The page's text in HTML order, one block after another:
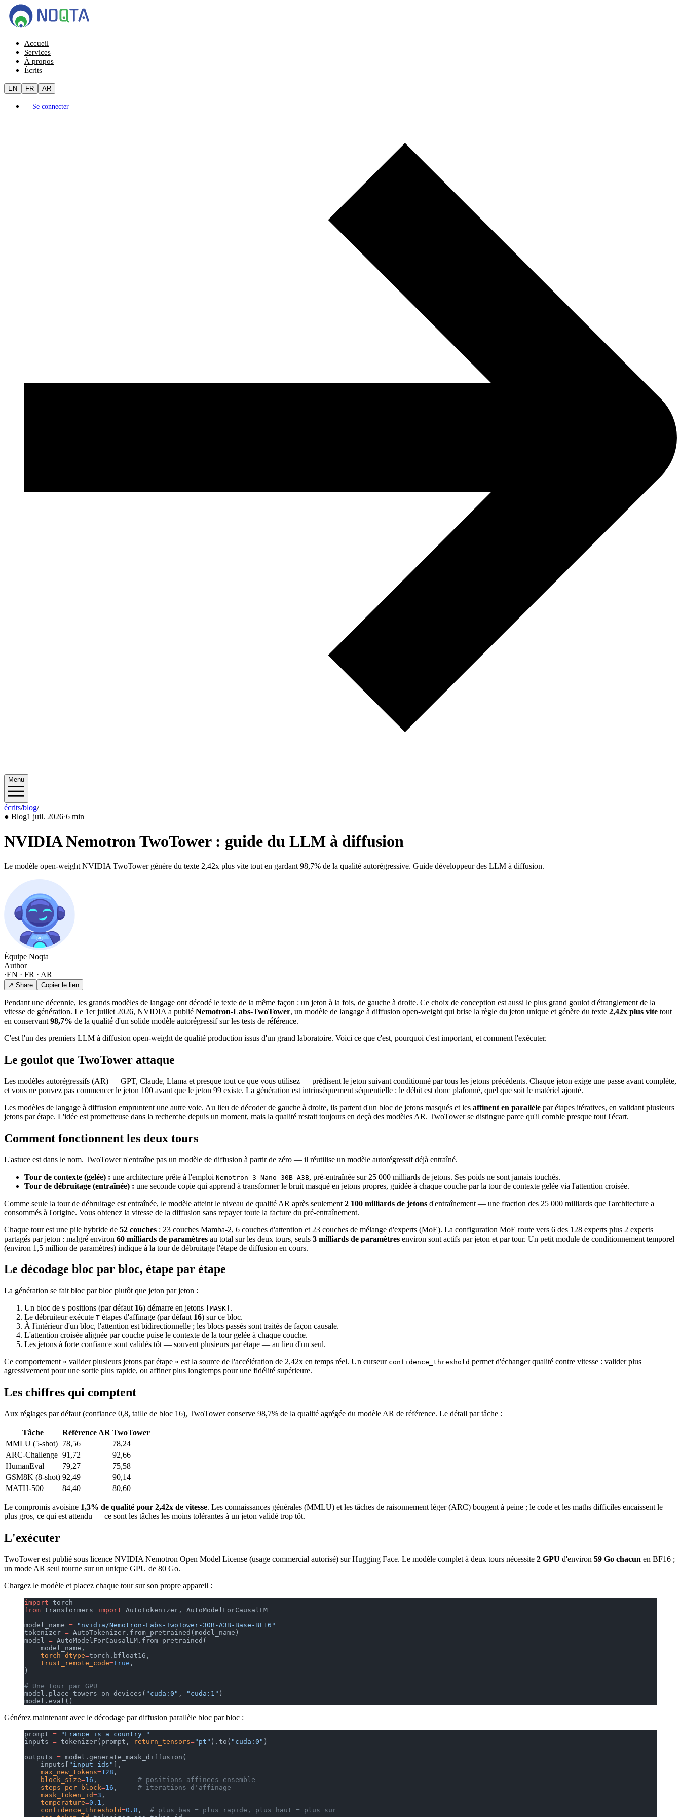
Accueil
Services
À propos
Écrits
EN FR AR
Se connecter
Menu
écrits/blog/2026/07
● Blog1 juil. 2026·6 min
NVIDIA Nemotron TwoTower : guide du LLM à diffusion
Le modèle open-weight NVIDIA TwoTower génère du texte 2,42x plus vite tout en gardant 98,7% de la qualité autorégressive. Guide développeur des LLM à diffusion.
Équipe Noqta
Author
·EN · FR · AR
↗ Share Copier le lien
Pendant une décennie, les grands modèles de langage ont décodé le texte de la même façon : un jeton à la fois, de gauche à droite. Ce choix de conception est aussi le plus grand goulot d'étranglement de la
vitesse de génération. Le 1er juillet 2026, NVIDIA a publié Nemotron-Labs-TwoTower, un modèle de langage à diffusion open-weight qui brise la règle du jeton unique et génère du texte 2,42x plus vite tout
en conservant 98,7% de la qualité d'un solide modèle autorégressif sur les tests de référence.
C'est l'un des premiers LLM à diffusion open-weight de qualité production issus d'un grand laboratoire. Voici ce que c'est, pourquoi c'est important, et comment l'exécuter.
Le goulot que TwoTower attaque
Les modèles autorégressifs (AR) — GPT, Claude, Llama et presque tout ce que vous utilisez — prédisent le jeton suivant conditionné par tous les jetons précédents. Chaque jeton exige une passe avant complète,
et vous ne pouvez pas commencer le jeton 100 avant que le jeton 99 existe. La génération est intrinsèquement séquentielle : le débit est donc plafonné, quel que soit le matériel ajouté.
Les modèles de langage à diffusion empruntent une autre voie. Au lieu de décoder de gauche à droite, ils partent d'un bloc de jetons masqués et les affinent en parallèle par étapes itératives, en validant plusieurs
jetons par étape. L'idée est prometteuse dans la recherche depuis un moment, mais la qualité restait toujours en deçà des modèles AR. TwoTower se distingue parce qu'il comble presque tout l'écart.
Comment fonctionnent les deux tours
L'astuce est dans le nom. TwoTower n'entraîne pas un modèle de diffusion à partir de zéro — il réutilise un modèle autorégressif déjà entraîné.
Tour de contexte (gelée) : une architecture prête à l'emploi Nemotron-3-Nano-30B-A3B, pré-entraînée sur 25 000 milliards de jetons. Ses poids ne sont jamais touchés.
Tour de débruitage (entraînée) : une seconde copie qui apprend à transformer le bruit masqué en jetons propres, guidée à chaque couche par la tour de contexte gelée via l'attention croisée.
Comme seule la tour de débruitage est entraînée, le modèle atteint le niveau de qualité AR après seulement 2 100 milliards de jetons d'entraînement — une fraction des 25 000 milliards que l'architecture a
consommés à l'origine. Vous obtenez la vitesse de la diffusion sans repayer toute la facture du pré-entraînement.
Chaque tour est une pile hybride de 52 couches : 23 couches Mamba-2, 6 couches d'attention et 23 couches de mélange d'experts (MoE). La configuration MoE route vers 6 des 128 experts plus 2 experts
partagés par jeton : malgré environ 60 milliards de paramètres au total sur les deux tours, seuls 3 milliards de paramètres environ sont actifs par jeton et par tour. Un petit module de conditionnement temporel
(environ 1,5 million de paramètres) indique à la tour de débruitage l'étape de diffusion en cours.
Le décodage bloc par bloc, étape par étape
La génération se fait bloc par bloc plutôt que jeton par jeton :
Un bloc de S positions (par défaut 16) démarre en jetons [MASK] .
Le débruiteur exécute T étapes d'affinage (par défaut 16) sur ce bloc.
À l'intérieur d'un bloc, l'attention est bidirectionnelle ; les blocs passés sont traités de façon causale.
L'attention croisée alignée par couche puise le contexte de la tour gelée à chaque couche.
Les jetons à forte confiance sont validés tôt — souvent plusieurs par étape — au lieu d'un seul.
Ce comportement « valider plusieurs jetons par étape » est la source de l'accélération de 2,42x en temps réel. Un curseur confidence_threshold permet d'échanger qualité contre vitesse : valider plus
agressivement pour une sortie plus rapide, ou affiner plus longtemps pour une fidélité supérieure.
Les chiffres qui comptent
Aux réglages par défaut (confiance 0,8, taille de bloc 16), TwoTower conserve 98,7% de la qualité agrégée du modèle AR de référence. Le détail par tâche :
Tâche Référence AR TwoTower
MMLU (5-shot) 78,56
78,24
ARC-Challenge 91,72
92,66
HumanEval
79,27
75,58
GSM8K (8-shot) 92,49
90,14
MATH-500
84,40 80,60
Le compromis avoisine 1,3% de qualité pour 2,42x de vitesse. Les connaissances générales (MMLU) et les tâches de raisonnement léger (ARC) bougent à peine ; le code et les maths difficiles encaissent le
plus gros, ce qui est attendu — ce sont les tâches les moins tolérantes à un jeton validé trop tôt.
L'exécuter
TwoTower est publié sous licence NVIDIA Nemotron Open Model License (usage commercial autorisé) sur Hugging Face. Le modèle complet à deux tours nécessite 2 GPU d'environ 59 Go chacun en BF16 ;
un mode AR seul tourne sur un unique GPU de 80 Go.
Chargez le modèle et placez chaque tour sur son propre appareil :
import torch
from transformers import AutoTokenizer, AutoModelForCausalLM
model_name = "nvidia/Nemotron-Labs-TwoTower-30B-A3B-Base-BF16"
tokenizer = AutoTokenizer.from_pretrained(model_name)
model = AutoModelForCausalLM.from_pretrained(
    model_name,
    torch_dtype
=torch.bfloat16,
    trust_remote_code
=True ,
)
# Une tour par GPU
model.place_towers_on_devices( "cuda:0" , "cuda:1" )
model.eval()
Générez maintenant avec le décodage par diffusion parallèle bloc par bloc :
prompt = "France is a country "
inputs = tokenizer(prompt, return_tensors="pt" ).to( "cuda:0" )
outputs = model.generate_mask_diffusion(
    inputs[
"input_ids"
],
    max_new_tokens
=128 ,
    block_size
=16 , # positions affinees ensemble
    steps_per_block
=16 , # iterations d'affinage
    mask_token_id
=3 ,
    temperature
=0.1 ,
    confidence_threshold
=0.8 , # plus bas = plus rapide, plus haut = plus sur